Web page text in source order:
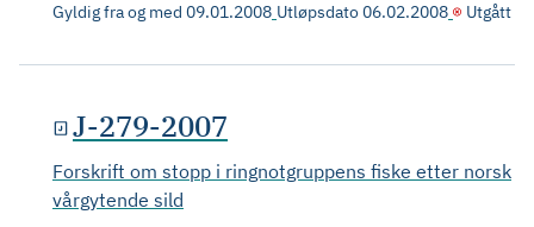
Gyldig fra og med 09.01.2008 Utløpsdato06.02.2008 Utgått
J-279-2007
Forskrift om stopp i ringnotgruppens fiske etter norsk
vårgytende sild